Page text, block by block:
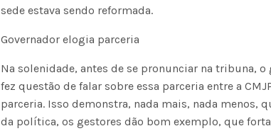
sede estava sendo reformada.
Governador elogia parceria
Na solenidade, antes de se pronunciar na tribuna,
fez questão de falar sobre essa parceria entre a
parceria. Isso demonstra, nada mais, nada menos,
da política, os gestores dão bom exemplo, que